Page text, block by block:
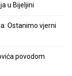
u Bijeljini
Ostanimo vjerni
povodom